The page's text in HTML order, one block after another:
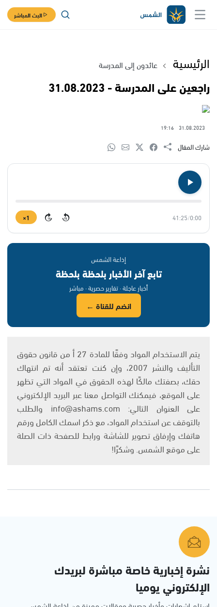
البث المباشر
الرئيسية عائدون إلى المدرسة
راجعين على المدرسة - 31.08.2023
31.08.2023
19:16
شارك المقال
0:00
/
41:25
15
15
1×
إذاعة الشمس
تابع آخر الأخبار بلحظة بلحظة
أخبار عاجلة · تقارير حصرية · مباشر
انضم للقناة ←
يتم الاستخدام المواد وفقًا للمادة 27 أ من قانون حقوق
التأليف والنشر 2007، وإن كنت تعتقد أنه تم انتهاك
حقك، بصفتك مالكًا لهذه الحقوق في المواد التي تظهر
على الموقع، فيمكنك التواصل معنا عبر البريد الإلكتروني
على العنوان التالي: info@ashams.com والطلب
بالتوقف عن استخدام المواد، مع ذكر اسمك الكامل ورقم
هاتفك وإرفاق تصوير للشاشة ورابط للصفحة ذات الصلة
على موقع الشمس. وشكرًا!
نشرة إخبارية خاصة مباشرة لبريدك
الإلكتروني يوميا